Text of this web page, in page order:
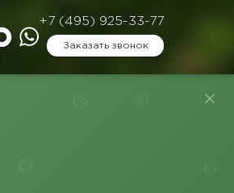
+7 (495) 925-33-77
Заказать звонок